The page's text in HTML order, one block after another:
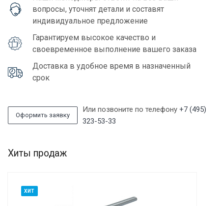
вопросы, уточнят детали и составят
индивидуальное предложение
Гарантируем высокое качество и
своевременное выполнение вашего заказа
Доставка в удобное время в назначенный
срок
Оформить заявку
Или позвоните по телефону +7 (495)
323-53-33
Хиты продаж
ХИТ